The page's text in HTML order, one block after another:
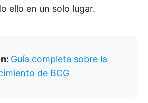
ello en un solo lugar.
Guía completa sobre la
de BCG